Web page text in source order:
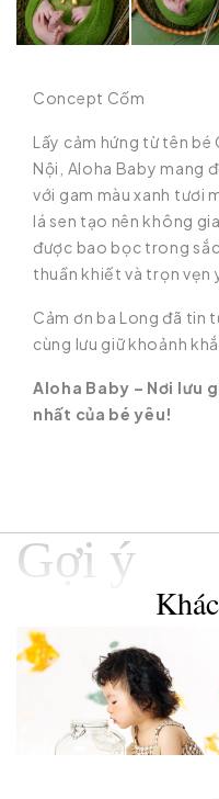
Concept Cốm
Lấy cảm hứng từ tên bé
Nội, Aloha Baby mang
với gam màu xanh tươi
lá sen tạo nên không
được bao bọc trong
thuần khiết và trọn vẹn
Cảm ơn ba Long đã tin
cùng lưu giữ khoảnh
Aloha Baby – Nơi lưu
nhất của bé yêu!
Gợi ý